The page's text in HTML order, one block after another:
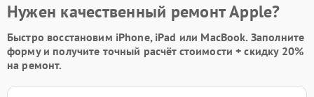
Нужен качественный ремонт Apple?
Быстро восстановим iPhone, iPad или MacBook. Заполните
формуи получите точный расчёт стоимости +скидку 20%
на ремонт.